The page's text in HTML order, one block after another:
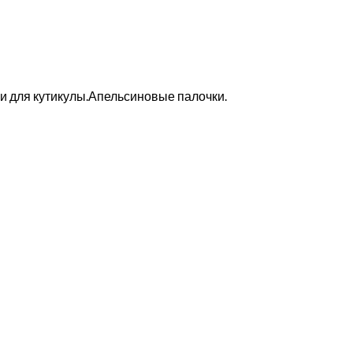
кутикулы.Апельсиновые палочки.